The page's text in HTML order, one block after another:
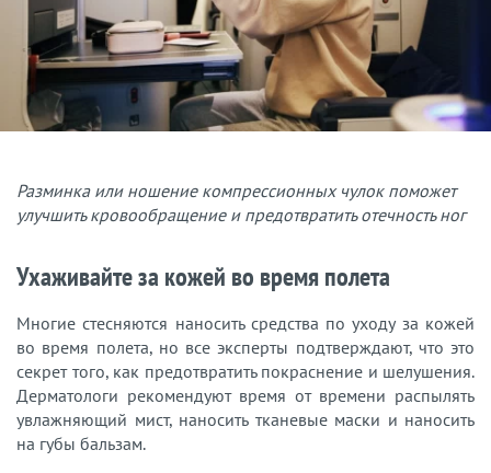
Разминка или ношение компрессионных чулок поможет
улучшить кровообращение и предотвратить отечность ног
Ухаживайте за кожей во время полета
Многие стесняются наносить средства по уходу за кожей
во время полета, но все эксперты подтверждают, что это
секрет того, как предотвратить покраснение и шелушения.
Дерматологи рекомендуют время от времени распылять
увлажняющий мист, наносить тканевые маски и наносить
на губы бальзам.